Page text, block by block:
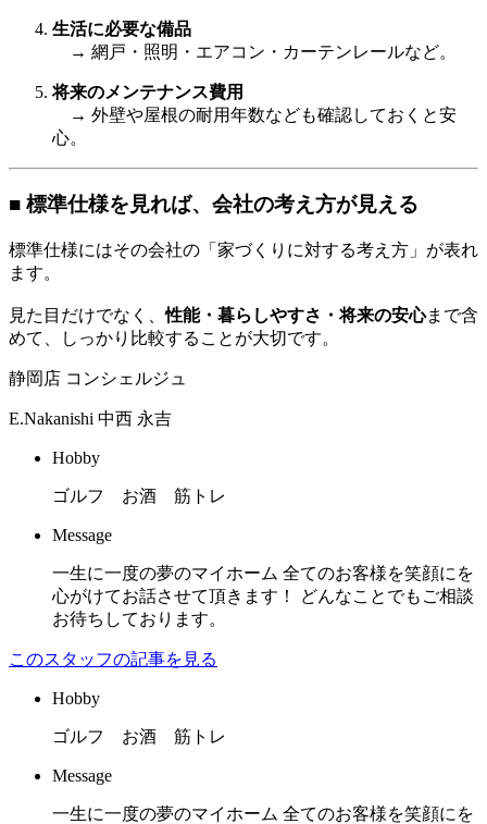
生活に必要な備品
→ 網戸・照明・エアコン・カーテンレールなど。
将来のメンテナンス費用
→ 外壁や屋根の耐用年数なども確認しておくと安
心。
■ 標準仕様を見れば、会社の考え方が見える
標準仕様にはその会社の「家づくりに対する考え方」が表れ
ます。
見た目だけでなく、性能・暮らしやすさ・将来の安心まで含
めて、しっかり比較することが大切です。
静岡店 コンシェルジュ
E.Nakanishi 中西 永吉
Hobby
ゴルフ お酒 筋トレ
Message
一生に一度の夢のマイホーム 全てのお客様を笑顔にを
心がけてお話させて頂きます！ どんなことでもご相談
お待ちしております。
このスタッフの記事を見る
Hobby
ゴルフ お酒 筋トレ
Message
一生に一度の夢のマイホーム 全てのお客様を笑顔にを